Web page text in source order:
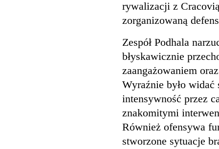
rywalizacji z
zorganizowaną
Zespół Podhala
błyskawicznie
zaangażowaniem
Wyraźnie było
intensywność przez
znakomitymi
Również ofensywa
stworzone sytuacje